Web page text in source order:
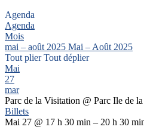
Agenda
Agenda
Mois
mai – août 2025 Mai – Août 2025
Tout plierTout déplier
Mai
27
mar
Parc de la Visitation @ Parc Ile de
Billets
Mai 27 @ 17 h 30 min – 20 h 30